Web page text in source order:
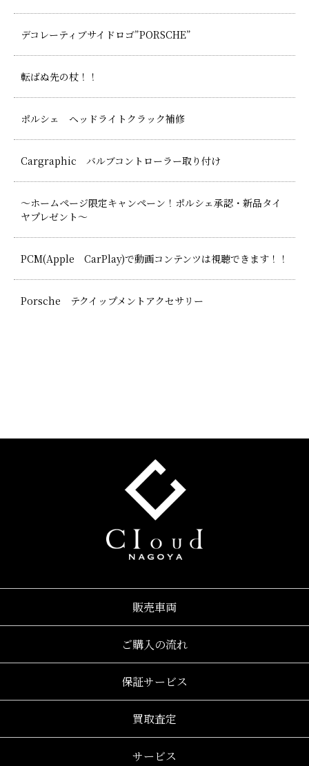
デコレーティブサイドロゴ”PORSCHE”
転ばぬ先の杖！！
ポルシェ ヘッドライトクラック補修
Cargraphic バルブコントローラー取り付け
～ホームページ限定キャンペーン！ポルシェ承認・新品タイ
ヤプレゼント～
PCM(Apple CarPlay)で動画コンテンツは視聴できます！！
Porsche テクイップメントアクセサリー
販売車両
ご購入の流れ
保証サービス
買取査定
サービス